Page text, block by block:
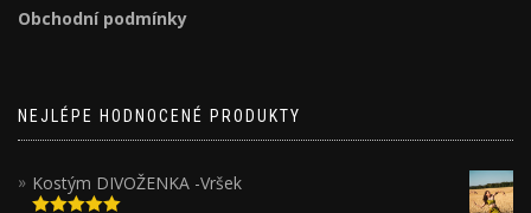
Obchodní podmínky
NEJLÉPE HODNOCENÉ PRODUKTY
Kostým DIVOŽENKA -Vršek